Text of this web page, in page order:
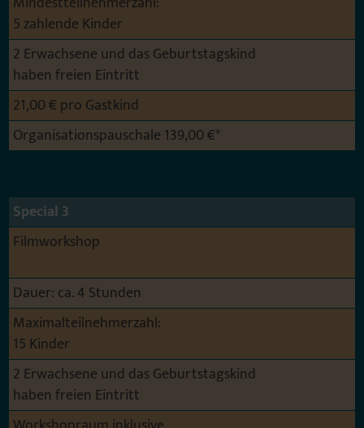
5 zahlende Kinder
2 Erwachsene und das Geburtstagskind
haben freien Eintritt
21,00 € pro Gastkind
Organisationspauschale 139,00 €*
Special 3
Filmworkshop
Dauer: ca. 4 Stunden
Maximalteilnehmerzahl:
15 Kinder
2 Erwachsene und das Geburtstagskind
haben freien Eintritt